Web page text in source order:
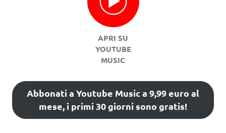
APRI SU
YOUTUBE
MUSIC
Abbonati a Youtube Music a 9,99 euro al
mese, i primi 30 giorni sono gratis!